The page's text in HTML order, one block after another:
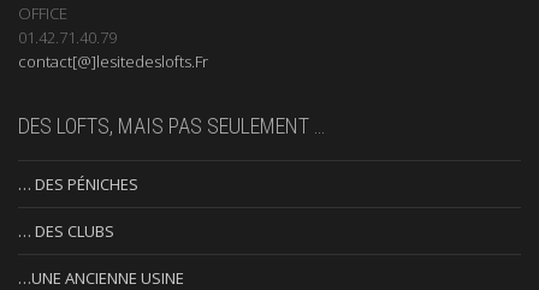
OFFICE
01.42.71.40.79
contact[@]lesitedeslofts.Fr
DES LOFTS, MAIS PAS SEULEMENT …
… DES PÉNICHES
… DES CLUBS
…UNE ANCIENNE USINE